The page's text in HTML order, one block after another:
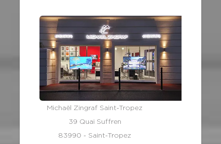
Michaël Zingraf Saint-Tropez
39 Quai Suffren
83990 - Saint-Tropez